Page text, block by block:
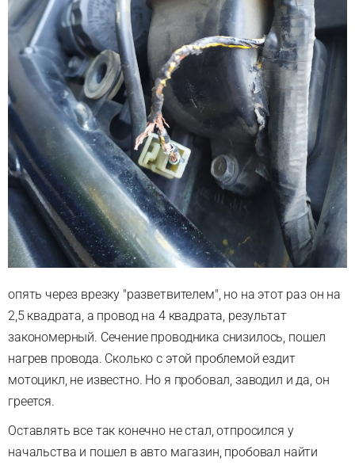
опять через врезку "разветвителем", но на этот раз он на
2,5 квадрата, а провод на 4 квадрата, результат
закономерный. Сечение проводника снизилось, пошел
нагрев провода. Сколько с этой проблемой ездит
мотоцикл, не известно. Но я пробовал, заводил и да, он
греется.
Оставлять все так конечно не стал, отпросился у
начальства и пошел в авто магазин, пробовал найти